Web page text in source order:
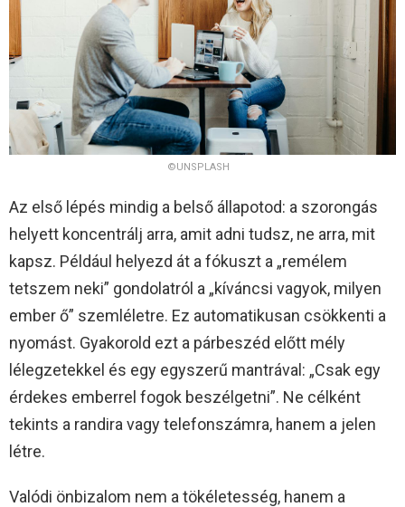
©UNSPLASH
Az első lépés mindig a belső állapotod: a szorongás
helyett koncentrálj arra, amit adni tudsz, ne arra, mit
kapsz. Például helyezd át a fókuszt a „remélem
tetszem neki” gondolatról a „kíváncsi vagyok, milyen
ember ő” szemléletre. Ez automatikusan csökkenti a
nyomást. Gyakorold ezt a párbeszéd előtt mély
lélegzetekkel és egy egyszerű mantrával: „Csak egy
érdekes emberrel fogok beszélgetni”. Ne célként
tekints a randira vagy telefonszámra, hanem a jelen
létre.
Valódi önbizalom nem a tökéletesség, hanem a